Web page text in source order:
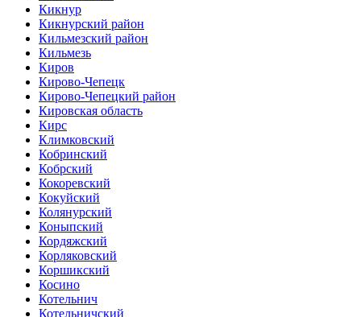
Кикнур
Кикнурский район
Кильмезский район
Кильмезь
Киров
Кирово-Чепецк
Кирово-Чепецкий район
Кировская область
Кирс
Климковский
Кобринский
Кобрский
Кокоревский
Кокуйский
Колянурский
Коныпский
Кордяжский
Корляковский
Коршикский
Косино
Котельнич
Котельничский